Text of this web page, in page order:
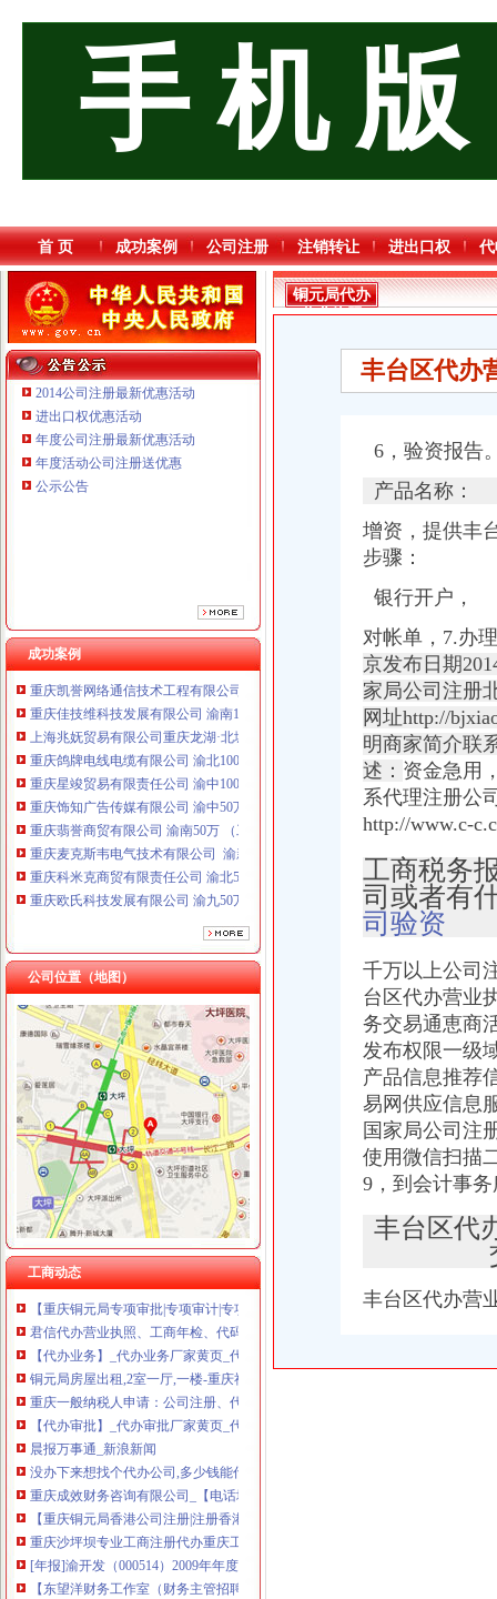
手 机 版
首 页 成功案例 公司注册 注销转让 进出口权
2014公司注册最新优惠活动
进出口权优惠活动
年度公司注册最新优惠活动
年度活动公司注册送优惠
公示公告
成功案例
重庆鸽牌电线电缆有限公司 渝北10010万 (进出口权)
重庆科米克商贸有限责任公司 渝北50万 （工商注册）
重庆欧氏科技发展有限公司 渝九50万 （进出口权）
重庆嘉天琪科技有限公司 渝北30万 （工商注册）
重庆凯誉网络通信技术工程有限公司 渝中300万 （工商变更）
重庆佳技维科技发展有限公司 渝南100万 （进出口权）
上海兆妩贸易有限公司重庆龙湖·北城天街分公司 （工商注册）
重庆鸽牌电线电缆有限公司 渝北10010万 (进出口权)
重庆星竣贸易有限责任公司 渝中100万 （进出口权）
重庆饰知广告传媒有限公司 渝中50万 （工商注册）
重庆翡誉商贸有限公司 渝南50万 （工商注册）
重庆麦克斯韦电气技术有限公司 渝新 （工商注册）
重庆科米克商贸有限责任公司 渝北50万 （工商注册）
重庆欧氏科技发展有限公司 渝九50万 （进出口权）
重庆嘉天琪科技有限公司 渝北30万 （工商注册）
重庆凯誉网络通信技术工程有限公司 渝中300万 （工商变更）
重庆佳技维科技发展有限公司 渝南100万 （进出口权）
上海兆妩贸易有限公司重庆龙湖·北城天街分公司 （工商注册）
公司位置（地图）
工商动态
铜元局代办营业执照
没办下来想找个代办公司,多少钱能代办公司营业执照呢_搜问问
重庆久诚投资有限公司
[年报]渝开发（000514）2009年年度报告-[中财网]
济南市居之装饰_济南市居之装饰
江西卓越银代理,杭州其他招商加盟今题网
【重庆铜元局工商注册|工商注册代理|工商注册代办】-重庆赶集网
铜元局公司注册、公司转让、变更、注销、工商异动解除重庆工商年检
【重庆铜元局专项审批|专项审计|专项审批代理公司】-重庆赶集网
君信代办营业执照、工商年检、代码年检、代理记账、重庆工商年检
【代办业务】_代办业务厂家黄页_代办业务价格_顺企网
铜元局房屋出租,2室一厅,一楼-重庆社区
重庆一般纳税人申请：公司注册、代账、商标专利：全城较低价-重庆
【代办审批】_代办审批厂家黄页_代办审批价格_顺企网
晨报万事通_新浪新闻
没办下来想找个代办公司,多少钱能代办公司营业执照呢_搜问问
重庆成效财务咨询有限公司_【电话地址_招聘信息_注册信息_信用信息
【重庆铜元局香港公司注册|注册香港公司|香港公司注册查询】-重庆赶
重庆沙坪坝专业工商注册代办重庆工商年检今题网
[年报]渝开发（000514）2009年年度报告-[中财网]
【东望洋财务工作室（财务主管招聘）,东望洋财务工作室招聘】-重
重庆久诚投资有限公司
铜元局代办
营业执照
丰台区代办
6，验资报告
产品名称：
增资， 提供丰
步骤：
银行开户，
对帐单，7.办
京发布日期
家局公司注册
网址http://
明商家简介联
述： 资金急用
系代理注册公
http://www.c-
工商税务
司或者有
司验资
千万以上公司
台区代办营业
务交易通恵商
发布权限一级
产品信息推荐
易网供应信息
国家局公司注
使用微信扫描
9，到会计事
丰台区代
丰台区代办营